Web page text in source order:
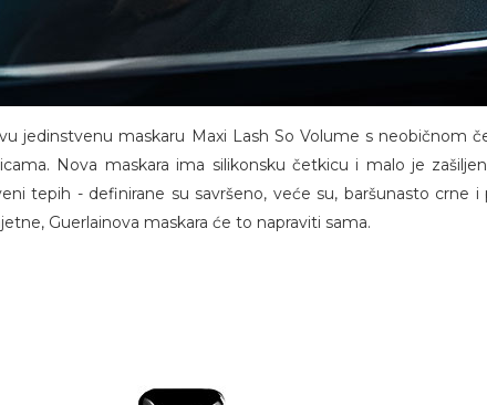
jedinstvenu maskaru Maxi Lash So Volume s neobičnom
Nova maskara ima silikonsku četkicu i malo je
tepih - definirane su savršeno, veće su, baršunasto crne i
Guerlainova maskara će to napraviti sama.